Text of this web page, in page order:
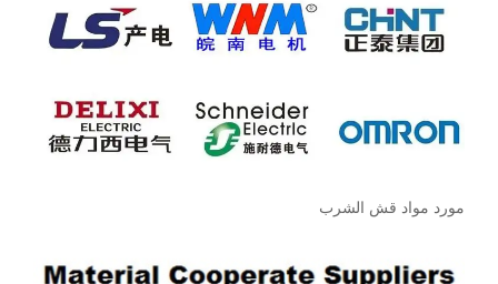
مورد مواد قش الشرب